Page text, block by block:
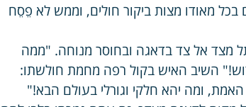
בכל מאודו מצות ביקור חולים, וממש לא פֵסֵח
מצד אל צד בדאגה ובחוסר מנוחה. "ממה
השיב האיש בקול רפה מחמת חולשתו:
ומה יהא חלקי וגורלי בעולם הבא!"